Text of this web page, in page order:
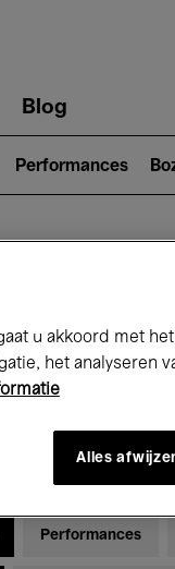
Blog
Performances
7 dagen
15
Performances
u akkoord met
het analyseren
Alles